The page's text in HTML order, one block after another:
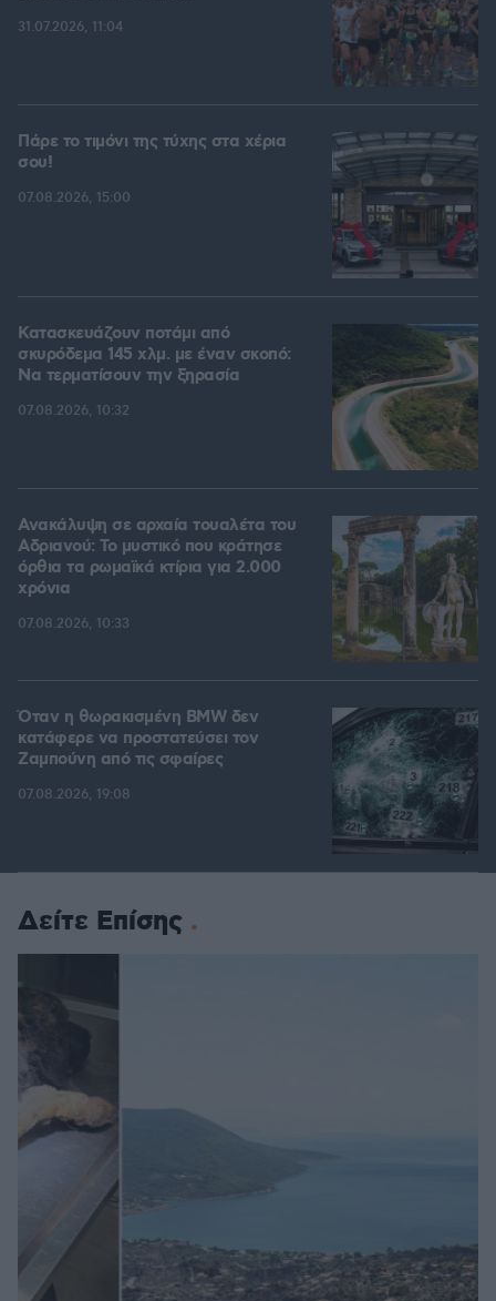
31.07.2026, 11:04
Πάρε το τιμόνι της τύχης στα χέρια
σου!
07.08.2026, 15:00
Κατασκευάζουν ποτάμι από
σκυρόδεμα 145 χλμ. με έναν σκοπό:
Να τερματίσουν την ξηρασία
07.08.2026, 10:32
Ανακάλυψη σε αρχαία τουαλέτα του
Αδριανού: Το μυστικό που κράτησε
όρθια τα ρωμαϊκά κτίρια για 2.000
χρόνια
07.08.2026, 10:33
Όταν η θωρακισμένη BMW δεν
κατάφερε να προστατεύσει τον
Ζαμπούνη από τις σφαίρες
07.08.2026, 19:08
Δείτε Επίσης